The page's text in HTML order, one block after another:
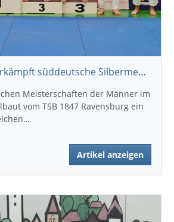
Luca Guilbaut erkämpft süddeutsche Silbermedaille
Meisterschaften der Männer im
vom TSB 1847 Ravensburg ein
Artikel anzeigen